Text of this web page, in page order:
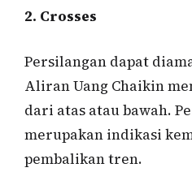
2. Crosses
Persilangan dapat
Aliran Uang Chaikin
dari atas atau bawah.
merupakan indikasi
pembalikan tren.